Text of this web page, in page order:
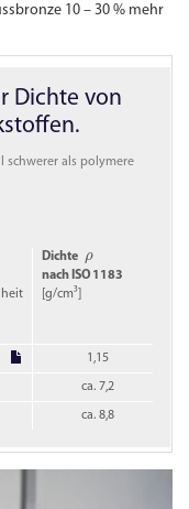
10 – 30 % mehr
Dichte von
schwerer als polymere
Dichte ρ
ρ
nach ISO 1183
[g/cm³]
1,15
ca. 7,2
ca. 8,8